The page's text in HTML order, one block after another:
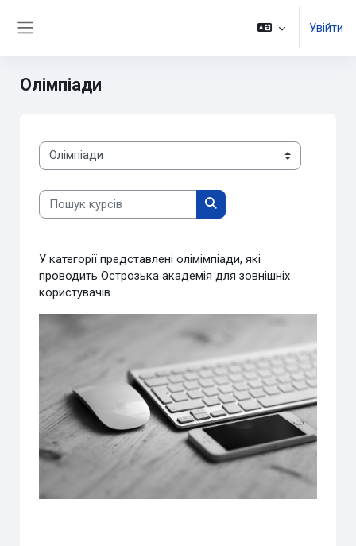
Увійти
Олімпіади
Категорії курсів
Пошук курсів
Пошук курсів
У категорії представлені олімімпіади, які
проводить Острозька академія для зовнішніх
користувачів.